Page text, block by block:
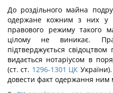
До роздільного майна
одержане кожним з них у
правового режиму такого
цілому не виникає.
підтверджується
видається нотаріусом в
(ст. ст. 1296-1301 ЦК
довести факт одержання